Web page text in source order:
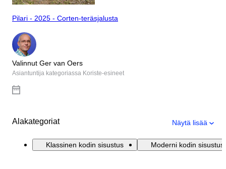
Pilari - 2025 - Corten-teräsjalusta
Valinnut Ger van Oers
Asiantuntija kategoriassa Koriste-esineet
Alakategoriat Näytä lisää
Klassinen kodin sisustus Moderni kodin sisustus